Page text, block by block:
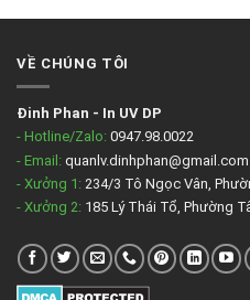
VỀ CHÚNG TÔI
Đinh Phan - In UV DP
- Hotline/Zalo: 0947.98.0022
- Email: quanlv.dinhphan@gmail.com
- Xưởng 1: 234/3 Tô Ngọc Vân,
- Xưởng 2: 185 Lý Thái Tổ, Phường